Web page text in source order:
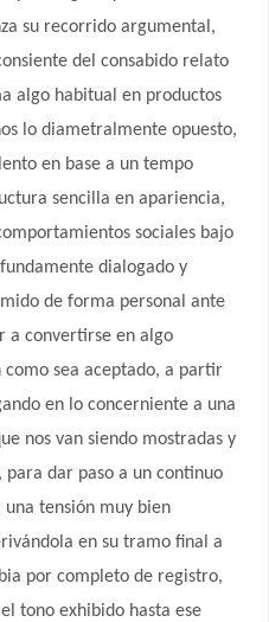
su recorrido argumental,
del consabido relato
algo habitual en productos
lo diametralmente opuesto,
en base a un tempo
sencilla en apariencia,
sociales bajo
dialogado y
de forma personal ante
a convertirse en algo
sea aceptado, a partir
en lo concerniente a una
nos van siendo mostradas y
dar paso a un continuo
tensión muy bien
en su tramo final a
por completo de registro,
tono exhibido hasta ese